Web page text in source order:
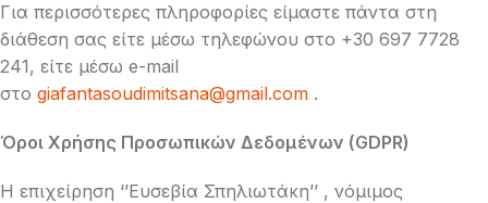
Για περισσότερες πληροφορίες είμαστε πάντα στη
διάθεση σας είτε μέσω τηλεφώνου στο +30 697 7728
241, είτε μέσω e-mail
στο giafantasoudimitsana@gmail.com .
Όροι Χρήσης Προσωπικών Δεδομένων (GDPR)
Η επιχείρηση ‘’Ευσεβία Σπηλιωτάκη’’ , νόμιμος